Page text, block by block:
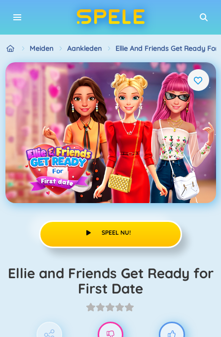
Meiden Aankleden Ellie And Friends Get Ready For
SPEEL NU!
Ellie and Friends Get Ready for
First Date